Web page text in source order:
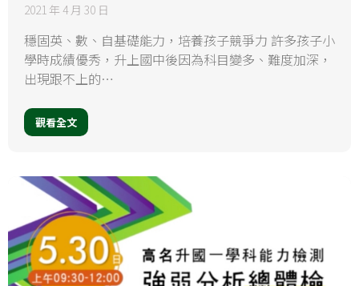
2021 年 4 月 30 日
穩固英、數、自基礎能力，培養孩子競爭力 許多孩子小
學時成績優秀，升上國中後因為科目變多、難度加深，
出現跟不上的…
觀看全文